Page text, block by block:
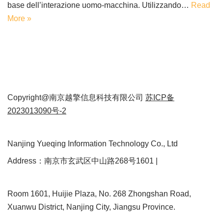
base dell’interazione uomo-macchina. Utilizzando… Read
More »
Copyright@南京越擎信息科技有限公司 苏ICP备
2023013090号-2
Nanjing Yueqing Information Technology Co., Ltd
Address：南京市玄武区中山路268号1601 |
Room 1601, Huijie Plaza, No. 268 Zhongshan Road,
Xuanwu District, Nanjing City, Jiangsu Province.